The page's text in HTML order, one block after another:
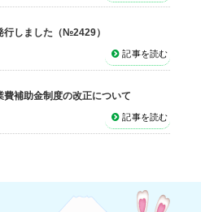
しました（№2429）
記事を読む
補助金制度の改正について
記事を読む